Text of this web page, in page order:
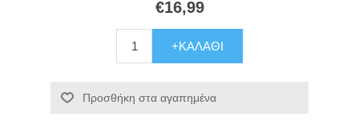
€16,99
+ΚΑΛΆΘΙ
Προσθήκη στα αγαπημένα